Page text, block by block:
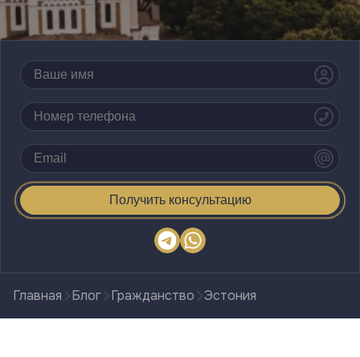
Получить консультацию
Главная Блог Гражданство Эстония